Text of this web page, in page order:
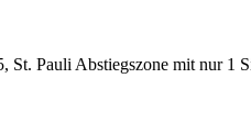
St. Pauli Abstiegszone mit nur 1